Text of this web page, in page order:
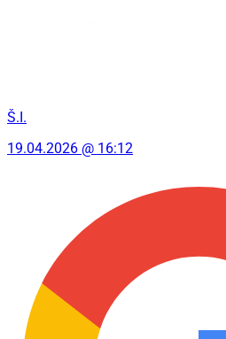
Š.I.
19.04.2026 @ 16:12